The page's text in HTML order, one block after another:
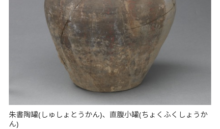
朱書陶罐(しゅしょとうかん)、直腹小罐(ちょくふくしょうか
ん)